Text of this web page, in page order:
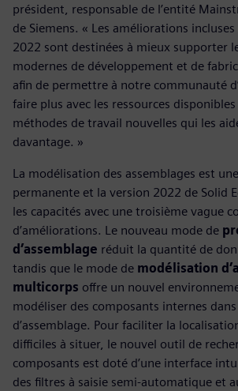
président, responsable de l’entité
de Siemens. « Les améliorations incluses
2022 sont destinées à mieux supporter
modernes de développement et de
afin de permettre à notre communauté
faire plus avec les ressources
méthodes de travail nouvelles qui les
davantage. »
La modélisation des assemblages est
permanente et la version 2022 de Solid
les capacités avec une troisième vague
d’améliorations. Le nouveau mode de
d’assemblage réduit la quantité de
tandis que le mode de modélisation
multicorps offre un nouvel
modéliser des composants internes
d’assemblage. Pour faciliter la
difficiles à situer, le nouvel outil de
composants est doté d’une interface
des filtres à saisie semi-automatique et